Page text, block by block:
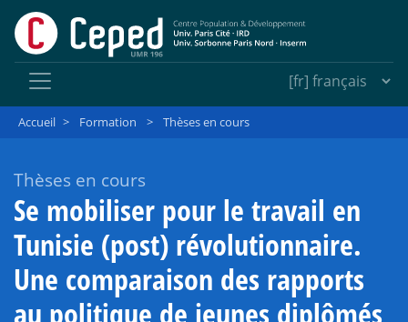
Accueil > Formation > Thèses en cours
Thèses en cours
Se mobiliser pour le travail en
Tunisie (post) révolutionnaire.
Une comparaison des rapports
au politique de jeunes diplômés